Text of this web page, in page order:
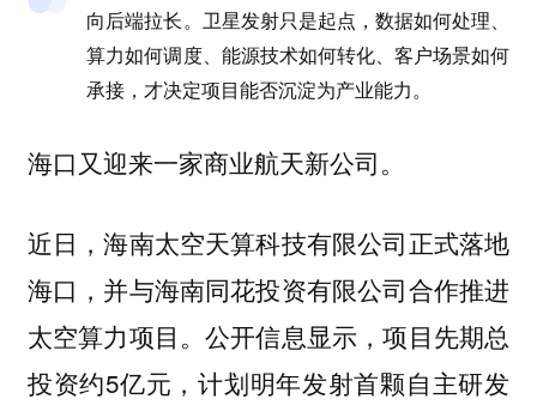
向后端拉长。卫星发射只是起点，数据如何处理、
算力如何调度、能源技术如何转化、客户场景如何
承接，才决定项目能否沉淀为产业能力。
海口又迎来一家商业航天新公司。
近日，海南太空天算科技有限公司正式落地
海口，并与海南同花投资有限公司合作推进
太空算力项目。公开信息显示，项目先期总
投资约5亿元，计划明年发射首颗自主研发